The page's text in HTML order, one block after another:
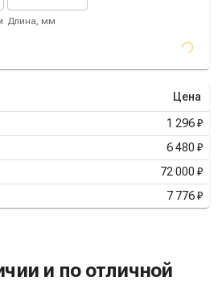
Длина, мм
Цена
1 296 ₽
6 480 ₽
72 000 ₽
7 776 ₽
и по отличной